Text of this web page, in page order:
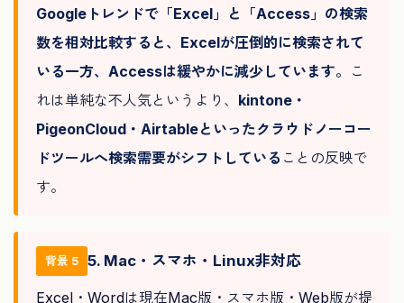
Googleトレンドで「Excel」と「Access」の検索
数を相対比較すると、Excelが圧倒的に検索されて
いる一方、Accessは緩やかに減少しています。
こ
れは単純な不人気というより、 kintone・
PigeonCloud・Airtableといったクラウドノーコー
ドツールへ検索需要がシフトしている ことの反映で
す。
背景 5 5. Mac・スマホ・Linux非対応
Excel・Wordは現在Mac版・スマホ版・Web版が提